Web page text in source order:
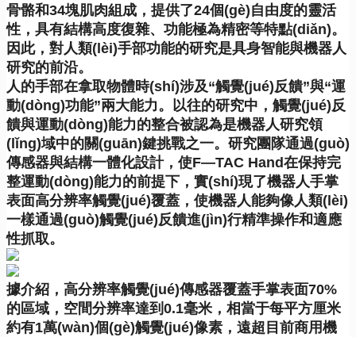
骨骼和34塊肌肉組成，提供了24個(gè)自由度的靈活
性，具有結構高度復雜、功能極為精密等特點(diǎn)。
因此，對人類(lèi)手部功能的研究是具身智能與機器人
研究的前沿。
人的手部在拿取物體時(shí)涉及“觸覺(jué)反饋”與“運
動(dòng)功能”兩大能力。以往的研究中，觸覺(jué)反
饋與運動(dòng)能力的整合被認為是機器人研究領
(lǐng)域中的關(guān)鍵挑戰之一。研究團隊通過(guò)
傳感器與結構一體化設計，使F—TAC Hand在保持完
整運動(dòng)能力的前提下，實(shí)現了機器人手掌
表面高分辨率觸覺(jué)覆蓋，使機器人能夠像人類(lèi)
一樣通過(guò)觸覺(jué)反饋進(jìn)行精準操作和適應
性抓取。
據介紹，高分辨率觸覺(jué)傳感器覆蓋手掌表面70%
的區域，空間分辨率達到0.1毫米，相當于每平方厘米
約有1萬(wàn)個(gè)觸覺(jué)像素，遠超目前商用機